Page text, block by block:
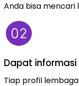
Anda bisa mencari
Dapat informasi
Tiap profil